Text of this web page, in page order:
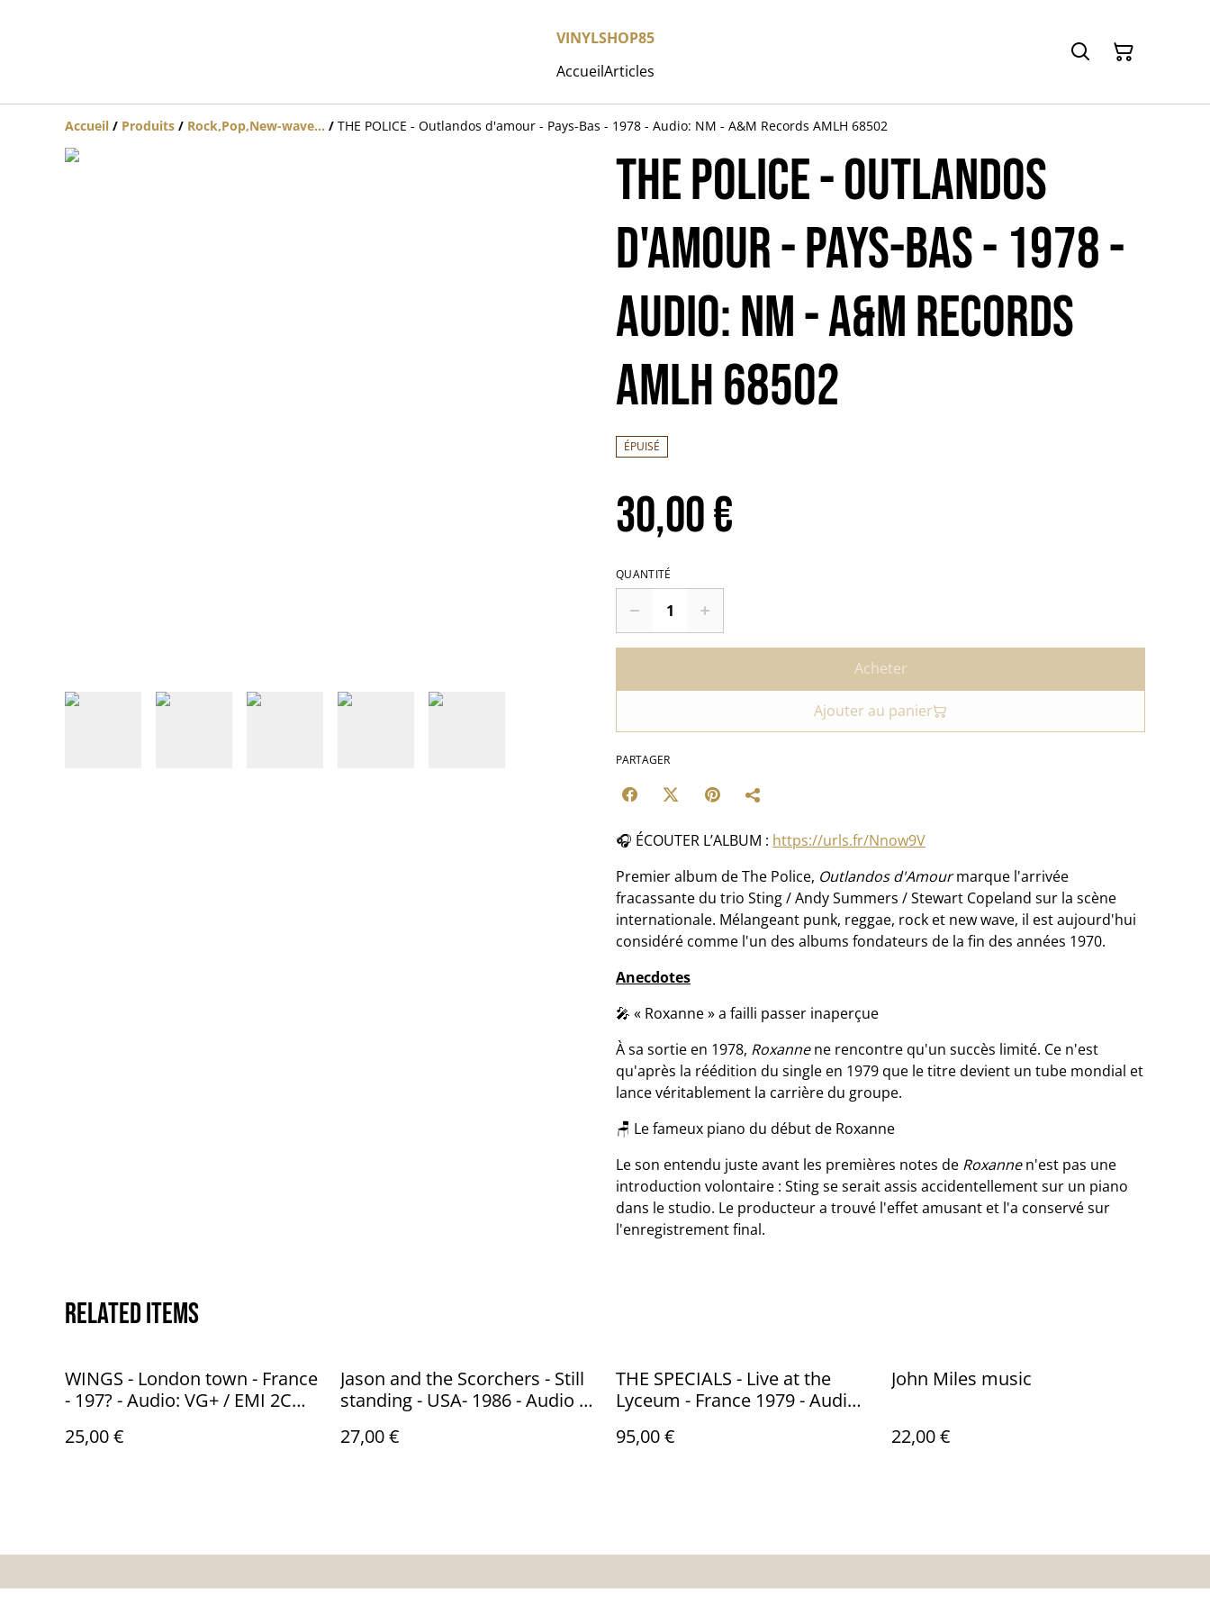
VINYLSHOP85
AccueilArticles
Accueil / Produits / Rock,Pop,New-wave... / THE POLICE - Outlandos d'amour - Pays-Bas - 1978 - Audio: NM - A&M Records AMLH 68502
THE POLICE - Outlandos
d'amour - Pays-Bas - 1978 -
Audio: NM - A&M Records
AMLH 68502
ÉPUISÉ
30,00 €
QUANTITÉ
Acheter
Ajouter au panier
PARTAGER
🎧 ÉCOUTER L’ALBUM : https://urls.fr/Nnow9V
Premier album de The Police, Outlandos d'Amourmarque l'arrivée
fracassante du trio Sting / Andy Summers / Stewart Copeland sur la scène
internationale. Mélangeant punk, reggae, rock et new wave, il est aujourd'hui
considéré comme l'un des albums fondateurs de la fin des années 1970.
Anecdotes
🎤 « Roxanne » a failli passer inaperçue
À sa sortie en 1978, Roxannene rencontre qu'un succès limité. Ce n'est
qu'après la réédition du single en 1979 que le titre devient un tube mondial et
lance véritablement la carrière du groupe.
🪑 Le fameux piano du début de Roxanne
Le son entendu juste avant les premières notes de Roxannen'est pas une
introduction volontaire : Sting se serait assis accidentellement sur un piano
dans le studio. Le producteur a trouvé l'effet amusant et l'a conservé sur
l'enregistrement final.
Related items
WINGS - London town - France
- 197? - Audio: VG+ / EMI 2C
25,00 €
Jason and the Scorchers - Still
standing - USA- 1986 - Audio -
27,00 €
THE SPECIALS - Live at the
Lyceum - France 1979 - Audio:
95,00 €
John Miles music
22,00 €